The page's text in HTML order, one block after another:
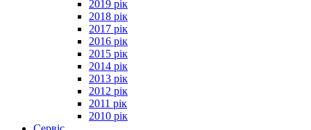
2019 рік
2018 рік
2017 рік
2016 рік
2015 рік
2014 рік
2013 рік
2012 рік
2011 рік
2010 рік